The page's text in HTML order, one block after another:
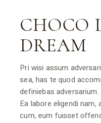
CHOCO
DREAM
Pri wisi assum
sea, has te quod
definiebas
Ea labore eligendi
cum, eum fuisset